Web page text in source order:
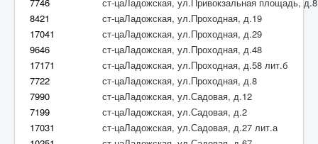
8421
ст-цаЛадожская, ул.Проходная, д.19
17041
ст-цаЛадожская, ул.Проходная, д.29
9646
ст-цаЛадожская, ул.Проходная, д.48
17171
ст-цаЛадожская, ул.Проходная, д.58 лит.б
7722
ст-цаЛадожская, ул.Проходная, д.8
7990
ст-цаЛадожская, ул.Садовая, д.12
7199
ст-цаЛадожская, ул.Садовая, д.2
17031
ст-цаЛадожская, ул.Садовая, д.27 лит.а